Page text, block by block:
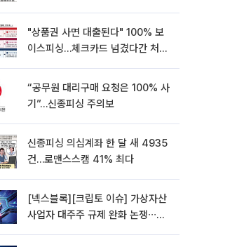
"상품권 사면 대출된다" 100% 보
이스피싱…체크카드 넘겼다간 처벌
“공무원 대리구매 요청은 100% 사
기”…신종피싱 주의보
신종피싱 의심계좌 한 달 새 4935
건…로맨스스캠 41% 최다
[넥스블록][크립토 이슈] 가상자산
사업자 대주주 규제 완화 논쟁∙∙∙거